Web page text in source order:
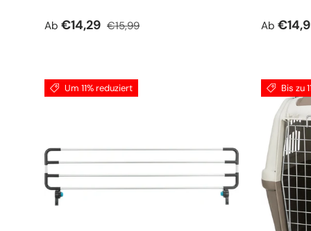
Verkaufspreis
Ab €14,29 Normaler Preis
€15,99 Ab
Um 11% reduziert Bis zu